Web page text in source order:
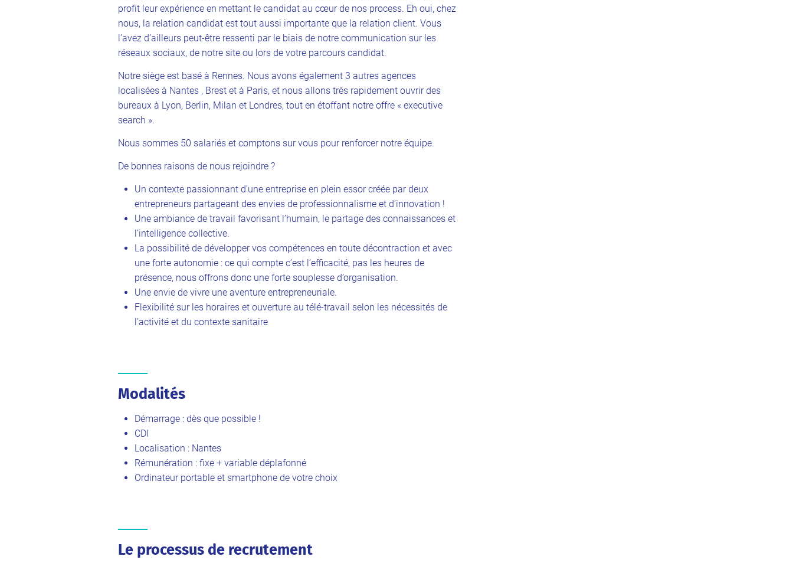
profit leur expérience en mettant le candidat au cœur de nos process. Eh oui, chez
nous, la relation candidat est tout aussi importante que la relation client. Vous
l’avez d’ailleurs peut-être ressenti par le biais de notre communication sur les
réseaux sociaux, de notre site ou lors de votre parcours candidat.
Notre siège est basé à Rennes. Nous avons également 3 autres agences
localisées à Nantes , Brest et à Paris, et nous allons très rapidement ouvrir des
bureaux à Lyon, Berlin, Milan et Londres, tout en étoffant notre offre « executive
search ».
Nous sommes 50 salariés et comptons sur vous pour renforcer notre équipe.
De bonnes raisons de nous rejoindre ?
Un contexte passionnant d’une entreprise en plein essor créée par deux
entrepreneurs partageant des envies de professionnalisme et d’innovation !
Une ambiance de travail favorisant l’humain, le partage des connaissances et
l’intelligence collective.
La possibilité de développer vos compétences en toute décontraction et avec
une forte autonomie : ce qui compte c’est l’efficacité, pas les heures de
présence, nous offrons donc une forte souplesse d’organisation.
Une envie de vivre une aventure entrepreneuriale.
Flexibilité sur les horaires et ouverture au télé-travail selon les nécessités de
l’activité et du contexte sanitaire
Modalités
Démarrage : dès que possible !
CDI
Localisation : Nantes
Rémunération : fixe + variable déplafonné
Ordinateur portable et smartphone de votre choix
Le processus de recrutement